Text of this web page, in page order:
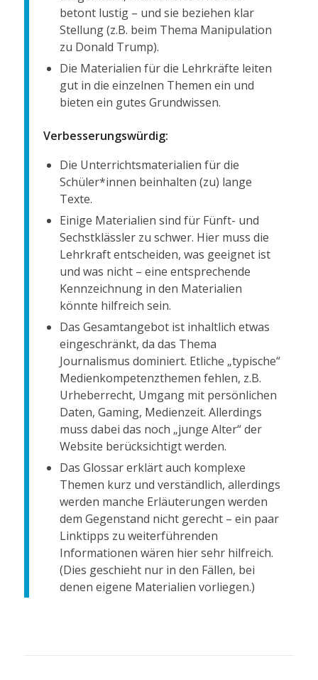
betont lustig – und sie beziehen klar
Stellung (z.B. beim Thema Manipulation
zu Donald Trump).
Die Materialien für die Lehrkräfte leiten
gut in die einzelnen Themen ein und
bieten ein gutes Grundwissen.
Verbesserungswürdig:
Die Unterrichtsmaterialien für die
Schüler*innen beinhalten (zu) lange
Texte.
Einige Materialien sind für Fünft- und
Sechstklässler zu schwer. Hier muss die
Lehrkraft entscheiden, was geeignet ist
und was nicht – eine entsprechende
Kennzeichnung in den Materialien
könnte hilfreich sein.
Das Gesamtangebot ist inhaltlich etwas
eingeschränkt, da das Thema
Journalismus dominiert. Etliche „typische“
Medienkompetenzthemen fehlen, z.B.
Urheberrecht, Umgang mit persönlichen
Daten, Gaming, Medienzeit. Allerdings
muss dabei das noch „junge Alter“ der
Website berücksichtigt werden.
Das Glossar erklärt auch komplexe
Themen kurz und verständlich, allerdings
werden manche Erläuterungen werden
dem Gegenstand nicht gerecht – ein paar
Linktipps zu weiterführenden
Informationen wären hier sehr hilfreich.
(Dies geschieht nur in den Fällen, bei
denen eigene Materialien vorliegen.)